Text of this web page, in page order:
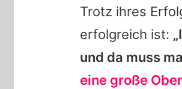
Trotz ihres
erfolgreich ist:
und da muss
eine große